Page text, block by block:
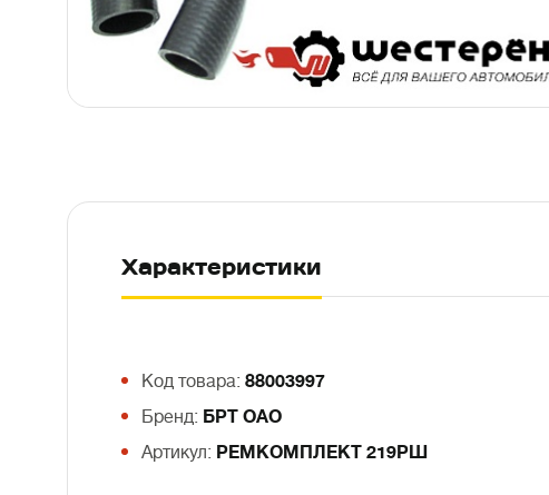
Характеристики
Код товара: 88003997
Бренд: БРТ ОАО
Артикул: РЕМКОМПЛЕКТ 219РШ